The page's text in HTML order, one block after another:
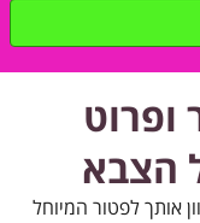
ופרוט
הצבא
אותך לפטור המיוחל